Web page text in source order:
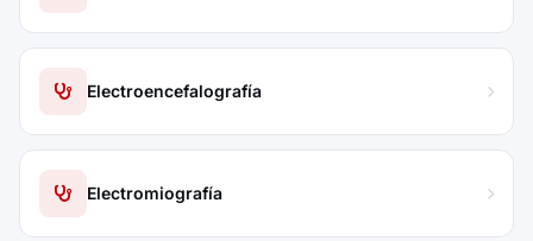
Electroencefalografía
Electromiografía